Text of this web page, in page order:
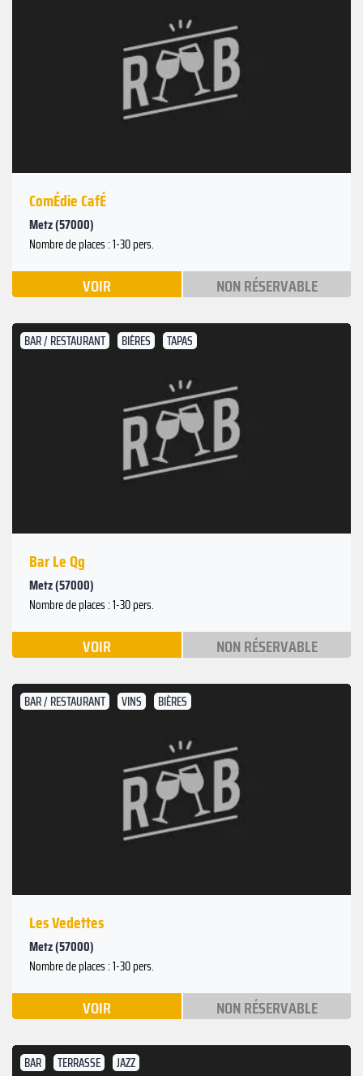
ComÉdie CafÉ
Metz (57000)
Nombre de places : 1-30 pers.
VOIR NON RÉSERVABLE
BAR / RESTAURANT BIÈRES TAPAS
Bar Le Qg
Metz (57000)
Nombre de places : 1-30 pers.
VOIR NON RÉSERVABLE
BAR / RESTAURANT VINS BIÈRES
Les Vedettes
Metz (57000)
Nombre de places : 1-30 pers.
VOIR NON RÉSERVABLE
BAR TERRASSE JAZZ